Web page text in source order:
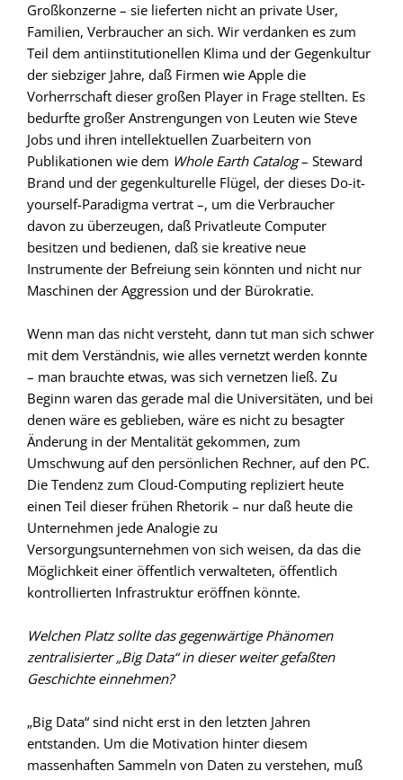
Großkonzerne – sie lieferten nicht an private User,
Familien, Verbraucher an sich. Wir verdanken es zum
Teil dem antiinstitutionellen Klima und der Gegenkultur
der siebziger Jahre, daß Firmen wie Apple die
Vorherrschaft dieser großen Player in Frage stellten. Es
bedurfte großer Anstrengungen von Leuten wie Steve
Jobs und ihren intellektuellen Zuarbeitern von
Publikationen wie dem Whole Earth Catalog– Steward
Brand und der gegenkulturelle Flügel, der dieses Do-it-
yourself-Paradigma vertrat –, um die Verbraucher
davon zu überzeugen, daß Privatleute Computer
besitzen und bedienen, daß sie kreative neue
Instrumente der Befreiung sein könnten und nicht nur
Maschinen der Aggression und der Bürokratie.
Wenn man das nicht versteht, dann tut man sich schwer
mit dem Verständnis, wie alles vernetzt werden konnte
– man brauchte etwas, was sich vernetzen ließ. Zu
Beginn waren das gerade mal die Universitäten, und bei
denen wäre es geblieben, wäre es nicht zu besagter
Änderung in der Mentalität gekommen, zum
Umschwung auf den persönlichen Rechner, auf den PC.
Die Tendenz zum Cloud-Computing repliziert heute
einen Teil dieser frühen Rhetorik – nur daß heute die
Unternehmen jede Analogie zu
Versorgungsunternehmen von sich weisen, da das die
Möglichkeit einer öffentlich verwalteten, öffentlich
kontrollierten Infrastruktur eröffnen könnte.
Welchen Platz sollte das gegenwärtige Phänomen
zentralisierter „Big Data“ in dieser weiter gefaßten
Geschichte einnehmen?
„Big Data“ sind nicht erst in den letzten Jahren
entstanden. Um die Motivation hinter diesem
massenhaften Sammeln von Daten zu verstehen, muß